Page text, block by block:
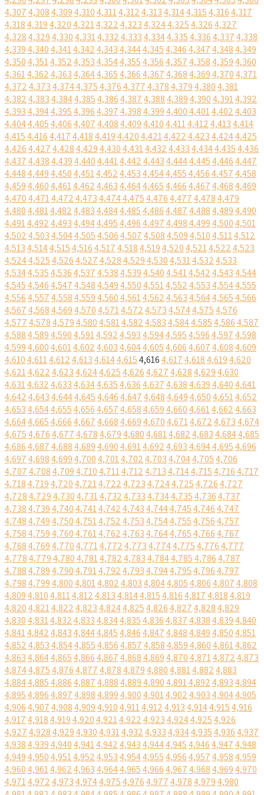
4,3074,3084,3094,3104,3114,3124,3134,3144,3154,3164,317
4,3184,3194,3204,3214,3224,3234,3244,3254,3264,327
4,3284,3294,3304,3314,3324,3334,3344,3354,3364,3374,338
4,3394,3404,3414,3424,3434,3444,3454,3464,3474,3484,349
4,3504,3514,3524,3534,3544,3554,3564,3574,3584,3594,360
4,3614,3624,3634,3644,3654,3664,3674,3684,3694,3704,371
4,3724,3734,3744,3754,3764,3774,3784,3794,3804,381
4,3824,3834,3844,3854,3864,3874,3884,3894,3904,3914,392
4,3934,3944,3954,3964,3974,3984,3994,4004,4014,4024,403
4,4044,4054,4064,4074,4084,4094,4104,4114,4124,4134,414
4,4154,4164,4174,4184,4194,4204,4214,4224,4234,4244,425
4,4264,4274,4284,4294,4304,4314,4324,4334,4344,4354,436
4,4374,4384,4394,4404,4414,4424,4434,4444,4454,4464,447
4,4484,4494,4504,4514,4524,4534,4544,4554,4564,4574,458
4,4594,4604,4614,4624,4634,4644,4654,4664,4674,4684,469
4,4704,4714,4724,4734,4744,4754,4764,4774,4784,479
4,4804,4814,4824,4834,4844,4854,4864,4874,4884,4894,490
4,4914,4924,4934,4944,4954,4964,4974,4984,4994,5004,501
4,5024,5034,5044,5054,5064,5074,5084,5094,5104,5114,512
4,5134,5144,5154,5164,5174,5184,5194,5204,5214,5224,523
4,5244,5254,5264,5274,5284,5294,5304,5314,5324,533
4,5344,5354,5364,5374,5384,5394,5404,5414,5424,5434,544
4,5454,5464,5474,5484,5494,5504,5514,5524,5534,5544,555
4,5564,5574,5584,5594,5604,5614,5624,5634,5644,5654,566
4,5674,5684,5694,5704,5714,5724,5734,5744,5754,576
4,5774,5784,5794,5804,5814,5824,5834,5844,5854,5864,587
4,5884,5894,5904,5914,5924,5934,5944,5954,5964,5974,598
4,5994,6004,6014,6024,6034,6044,6054,6064,6074,6084,609
4,6104,6114,6124,6134,6144,6154,6164,6174,6184,6194,620
4,6214,6224,6234,6244,6254,6264,6274,6284,6294,630
4,6314,6324,6334,6344,6354,6364,6374,6384,6394,6404,641
4,6424,6434,6444,6454,6464,6474,6484,6494,6504,6514,652
4,6534,6544,6554,6564,6574,6584,6594,6604,6614,6624,663
4,6644,6654,6664,6674,6684,6694,6704,6714,6724,6734,674
4,6754,6764,6774,6784,6794,6804,6814,6824,6834,6844,685
4,6864,6874,6884,6894,6904,6914,6924,6934,6944,6954,696
4,6974,6984,6994,7004,7014,7024,7034,7044,7054,706
4,7074,7084,7094,7104,7114,7124,7134,7144,7154,7164,717
4,7184,7194,7204,7214,7224,7234,7244,7254,7264,727
4,7284,7294,7304,7314,7324,7334,7344,7354,7364,737
4,7384,7394,7404,7414,7424,7434,7444,7454,7464,747
4,7484,7494,7504,7514,7524,7534,7544,7554,7564,757
4,7584,7594,7604,7614,7624,7634,7644,7654,7664,767
4,7684,7694,7704,7714,7724,7734,7744,7754,7764,777
4,7784,7794,7804,7814,7824,7834,7844,7854,7864,787
4,7884,7894,7904,7914,7924,7934,7944,7954,7964,797
4,7984,7994,8004,8014,8024,8034,8044,8054,8064,8074,808
4,8094,8104,8114,8124,8134,8144,8154,8164,8174,8184,819
4,8204,8214,8224,8234,8244,8254,8264,8274,8284,829
4,8304,8314,8324,8334,8344,8354,8364,8374,8384,8394,840
4,8414,8424,8434,8444,8454,8464,8474,8484,8494,8504,851
4,8524,8534,8544,8554,8564,8574,8584,8594,8604,8614,862
4,8634,8644,8654,8664,8674,8684,8694,8704,8714,8724,873
4,8744,8754,8764,8774,8784,8794,8804,8814,8824,883
4,8844,8854,8864,8874,8884,8894,8904,8914,8924,8934,894
4,8954,8964,8974,8984,8994,9004,9014,9024,9034,9044,905
4,9064,9074,9084,9094,9104,9114,9124,9134,9144,9154,916
4,9174,9184,9194,9204,9214,9224,9234,9244,9254,926
4,9274,9284,9294,9304,9314,9324,9334,9344,9354,9364,937
4,9384,9394,9404,9414,9424,9434,9444,9454,9464,9474,948
4,9494,9504,9514,9524,9534,9544,9554,9564,9574,9584,959
4,9604,9614,9624,9634,9644,9654,9664,9674,9684,9694,970
4,9714,9724,9734,9744,9754,9764,9774,9784,9794,980